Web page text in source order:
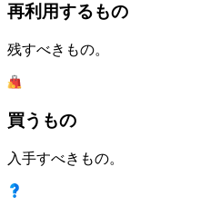
再利用するもの
残すべきもの。
買うもの
入手すべきもの。